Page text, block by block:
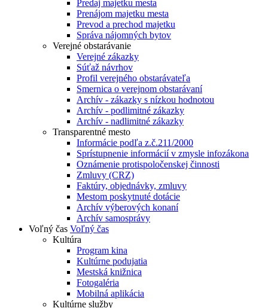
Predaj majetku mesta
Prenájom majetku mesta
Prevod a prechod majetku
Správa nájomných bytov
Verejné obstarávanie
Verejné zákazky
Súťaž návrhov
Profil verejného obstarávateľa
Smernica o verejnom obstarávaní
Archív - zákazky s nízkou hodnotou
Archív - podlimitné zákazky
Archív - nadlimitné zákazky
Transparentné mesto
Informácie podľa z.č.211/2000
Sprístupnenie informácií v zmysle infozákona
Oznámenie protispoločenskej činnosti
Zmluvy (CRZ)
Faktúry, objednávky, zmluvy
Mestom poskytnuté dotácie
Archív výberových konaní
Archív samosprávy
Voľný čas Voľný čas
Kultúra
Program kina
Kultúrne podujatia
Mestská knižnica
Fotogaléria
Mobilná aplikácia
Kultúrne služby